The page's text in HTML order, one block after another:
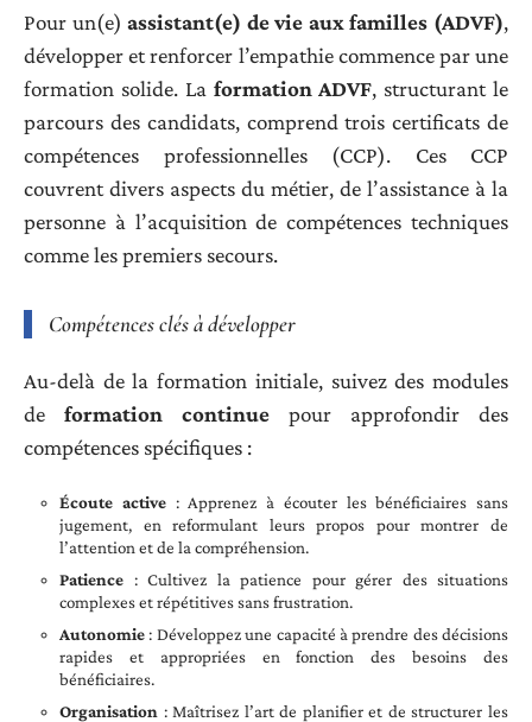
Pour un(e)assistant(e) de vie aux familles (ADVF),
développer et renforcer l’empathie commence par une
formation solide. La formation ADVF, structurant le
parcours des candidats, comprend trois certificats de
compétences professionnelles (CCP). Ces CCP
couvrent divers aspects du métier, de l’assistance à la
personne à l’acquisition de compétences techniques
comme les premiers secours.
Compétences clés à développer
Au-delà de la formation initiale, suivez des modules
de formation continue pour approfondir des
compétences spécifiques :
Écoute active: Apprenez à écouter les bénéficiaires sans
jugement, en reformulant leurs propos pour montrer de
l’attention et de la compréhension.
Patience : Cultivez la patience pour gérer des situations
complexes et répétitives sans frustration.
Autonomie: Développez une capacité à prendre des décisions
rapides et appropriées en fonction des besoins des
bénéficiaires.
Organisation : Maîtrisez l’art de planifier et de structurer les